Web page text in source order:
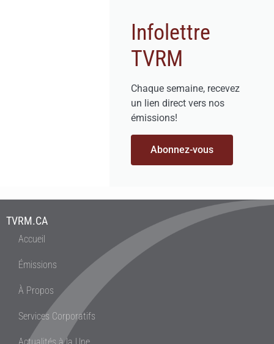
Infolettre
TVRM
Chaque semaine, recevez
un lien direct vers nos
émissions!
Abonnez-vous
TVRM.CA
Accueil
Émissions
À Propos
Services Corporatifs